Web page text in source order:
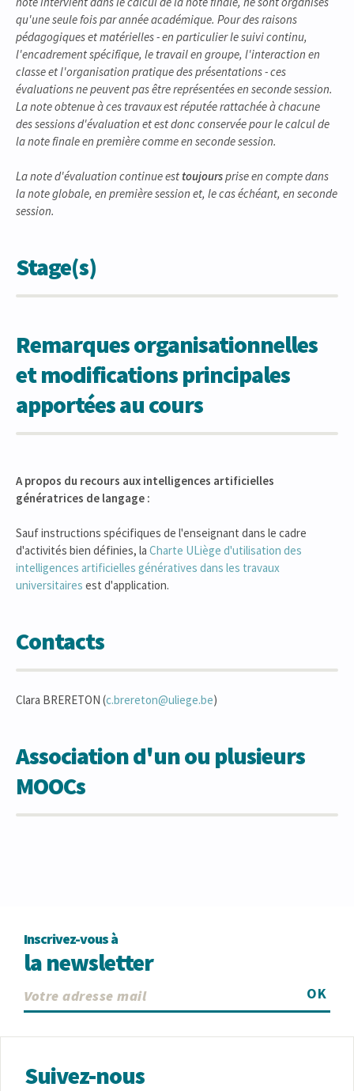
qu'une seule fois par année académique. Pour des raisons
pédagogiques et matérielles - en particulier le suivi continu,
l'encadrement spécifique, le travail en groupe, l'interaction en
classe et l'organisation pratique des présentations - ces
évaluations ne peuvent pas être représentées en seconde session.
La note obtenue à ces travaux est réputée rattachée à chacune
des sessions d'évaluation et est donc conservée pour le calcul de
la note finale en première comme en seconde session.
La note d'évaluation continue est toujoursprise en compte dans
la note globale, en première session et, le cas échéant, en seconde
session.
Stage(s)
Remarques organisationnelles
et modifications principales
apportées au cours
A propos du recours aux intelligences artificielles
génératrices de langage :
Sauf instructions spécifiques de l'enseignant dans le cadre
d'activités bien définies, la Charte ULiège d'utilisation des
intelligences artificielles génératives dans les travaux
universitaires est d'application.
Contacts
Clara BRERETON (c.brereton@uliege.be)
Association d'un ou plusieurs
MOOCs
Inscrivez-vous à
la newsletter
OK
Suivez-nous